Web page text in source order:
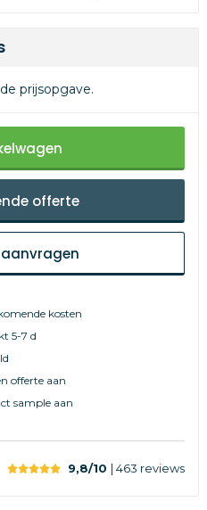
prijsopgave.
offerte
kosten
5-7 d
offerte aan
sample aan
9,8/10 | 463 reviews